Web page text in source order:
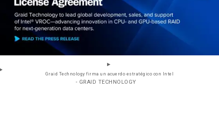
Graid Technology firma un acuerdo estratégico con Intel
- GRAID TECHNOLOGY